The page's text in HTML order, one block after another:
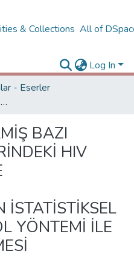
& Collections All of
Log In
- Eserler
SEÇİLMİŞ BAZI AVRUPA ÜLKELERİNDEKİ HIV ENFEKSİYONU VE TÜBERKÜLOZUN İNSİDANSLARININ İSTATİSTİKSEL PROSES KONTROL YÖNTEMİ İLE DEĞERLENDİRİLMESİ
BAZI
HIV
İSTATİSTİKSEL
YÖNTEMİ İLE